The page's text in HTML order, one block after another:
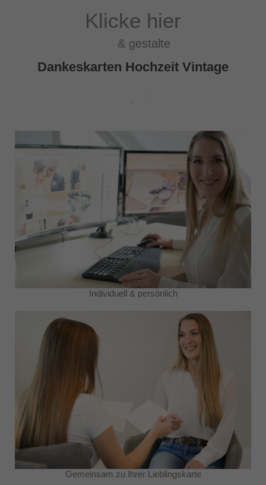
Klicke hier
& gestalte
Dankeskarten Hochzeit Vintage
Individuell & persönlich
Gemeinsam zu Ihrer Lieblingskarte